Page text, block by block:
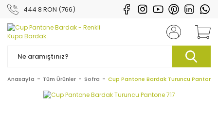
444 8 RON (766)
Anasayfa Tüm Ürünler Sofra Cup Pantone Bardak Turuncu Pantone